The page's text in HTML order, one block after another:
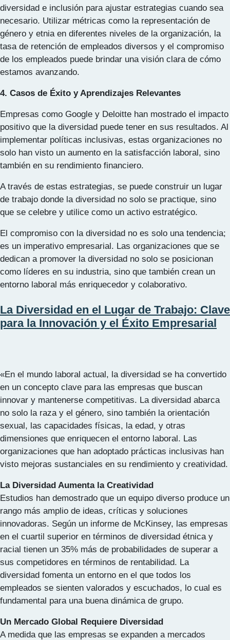
diversidad e inclusión para ajustar estrategias cuando sea
necesario. Utilizar métricas como la representación de
género y etnia en diferentes niveles de la organización, la
tasa de retención de empleados diversos y el compromiso
de los empleados puede brindar una visión clara de cómo
estamos avanzando.
4. Casos de Éxito y Aprendizajes Relevantes
Empresas como Google y Deloitte han mostrado el impacto
positivo que la diversidad puede tener en sus resultados. Al
implementar políticas inclusivas, estas organizaciones no
solo han visto un aumento en la satisfacción laboral, sino
también en su rendimiento financiero.
A través de estas estrategias, se puede construir un lugar
de trabajo donde la diversidad no solo se practique, sino
que se celebre y utilice como un activo estratégico.
El compromiso con la diversidad no es solo una tendencia;
es un imperativo empresarial. Las organizaciones que se
dedican a promover la diversidad no solo se posicionan
como líderes en su industria, sino que también crean un
entorno laboral más enriquecedor y colaborativo.
La Diversidad en el Lugar de Trabajo: Clave
para la Innovación y el Éxito Empresarial
«En el mundo laboral actual, la diversidad se ha convertido
en un concepto clave para las empresas que buscan
innovar y mantenerse competitivas. La diversidad abarca
no solo la raza y el género, sino también la orientación
sexual, las capacidades físicas, la edad, y otras
dimensiones que enriquecen el entorno laboral. Las
organizaciones que han adoptado prácticas inclusivas han
visto mejoras sustanciales en su rendimiento y creatividad.
La Diversidad Aumenta la Creatividad
Estudios han demostrado que un equipo diverso produce un
rango más amplio de ideas, críticas y soluciones
innovadoras. Según un informe de McKinsey, las empresas
en el cuartil superior en términos de diversidad étnica y
racial tienen un 35% más de probabilidades de superar a
sus competidores en términos de rentabilidad. La
diversidad fomenta un entorno en el que todos los
empleados se sienten valorados y escuchados, lo cual es
fundamental para una buena dinámica de grupo.
Un Mercado Global Requiere Diversidad
A medida que las empresas se expanden a mercados